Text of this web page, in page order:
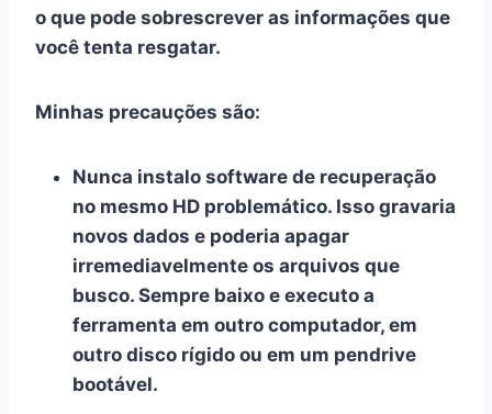
o que pode sobrescrever as informações que
você tenta resgatar.
Minhas precauções são:
Nunca instalo software de recuperação
no mesmo HD problemático. Isso gravaria
novos dados e poderia apagar
irremediavelmente os arquivos que
busco. Sempre baixo e executo a
ferramenta em outro computador, em
outro disco rígido ou em um pendrive
bootável.